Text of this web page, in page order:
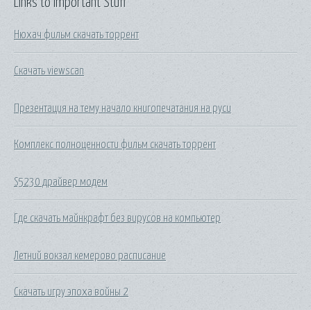
Нюхач фильм скачать торрент
Скачать viewscan
Презентация на тему начало книгопечатания на руси
Комплекс полноценности фильм скачать торрент
S5230 драйвер модем
Где скачать майнкрафт без вирусов на компьютер
Летний вокзал кемерово расписание
Скачать игру эпоха войны 2